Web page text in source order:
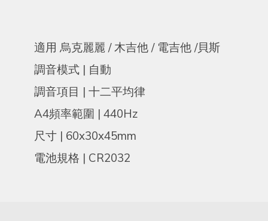
適用 烏克麗麗 / 木吉他 / 電吉他 /貝斯
調音模式 | 自動
調音項目 | 十二平均律
A4頻率範圍 | 440Hz
尺寸 | 60x30x45mm
電池規格 | CR2032